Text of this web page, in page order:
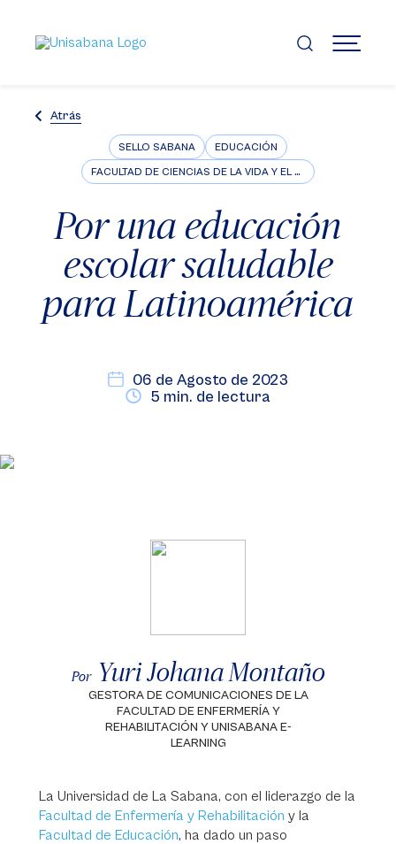
contenido
principal
MENÚ
Atrás
SELLO SABANA EDUCACIÓN
FACULTAD DE CIENCIAS DE LA VIDA Y EL BIENESTAR
Por una educación
escolar saludable
para Latinoamérica
06 de Agosto de 2023
5 min. de lectura
Por Yuri Johana Montaño
GESTORA DE COMUNICACIONES DE LA
FACULTAD DE ENFERMERÍA Y
REHABILITACIÓN Y UNISABANA E-
LEARNING
La Universidad de La Sabana, con el liderazgo de la
Facultad de Enfermería y Rehabilitación y la
Facultad de Educación, ha dado un paso